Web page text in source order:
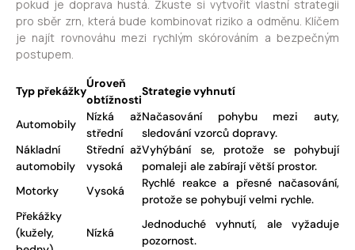
pokud je doprava hustá. Zkuste si vytvořit vlastní strategii
pro sběr zrn, která bude kombinovat riziko a odměnu. Klíčem
je najít rovnováhu mezi rychlým skórováním a bezpečným
postupem.
Typ překážky
Úroveň
obtížnosti
Strategie vyhnutí
Automobily
Nízká až
střední
Načasování pohybu mezi auty,
sledování vzorců dopravy.
Nákladní
automobily
Střední až
vysoká
Vyhýbání se, protože se pohybují
pomaleji ale zabírají větší prostor.
Motorky
Vysoká
Rychlé reakce a přesné načasování,
protože se pohybují velmi rychle.
Překážky
(kužely,
Nízká
Jednoduché vyhnutí, ale vyžaduje
pozornost.